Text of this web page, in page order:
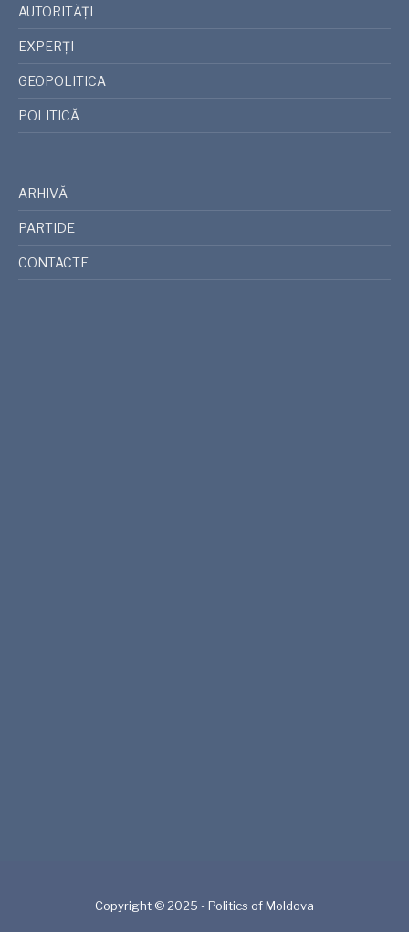
AUTORITĂȚI
EXPERȚI
GEOPOLITICA
POLITICĂ
ARHIVĂ
PARTIDE
CONTACTE
Copyright © 2025 - Politics of Moldova